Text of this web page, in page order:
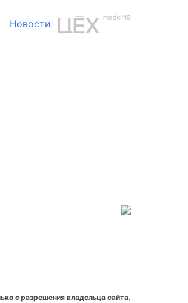
Новости
с разрешения владельца сайта.